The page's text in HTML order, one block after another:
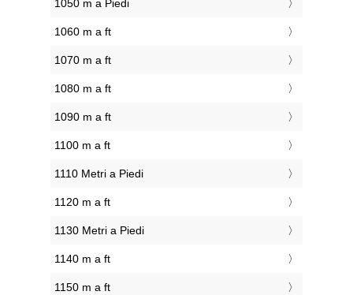
1050 m a Piedi
1060 m a ft
1070 m a ft
1080 m a ft
1090 m a ft
1100 m a ft
1110 Metri a Piedi
1120 m a ft
1130 Metri a Piedi
1140 m a ft
1150 m a ft